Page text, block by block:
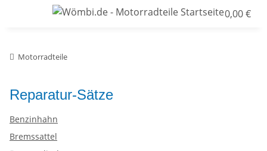
0,00 €
Motorradteile
Reparatur-Sätze
Benzinhahn
Bremssattel